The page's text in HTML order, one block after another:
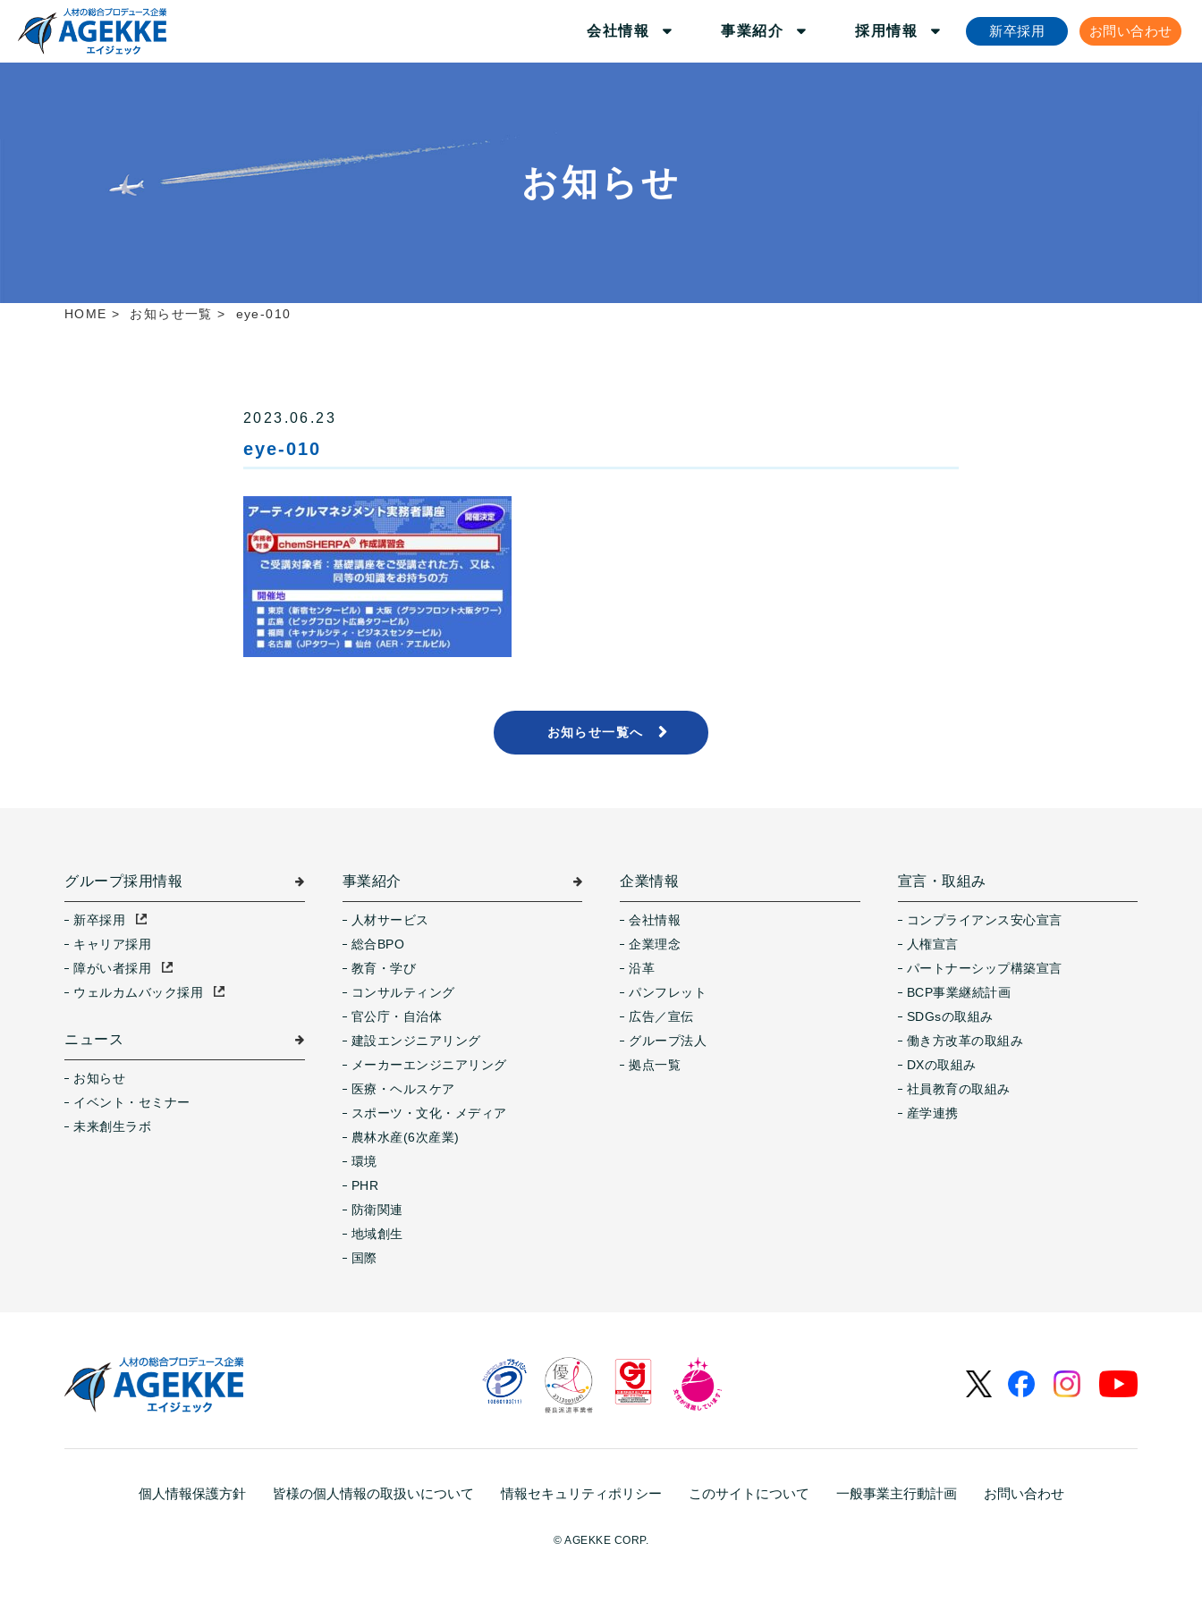
お問い合わせ
新卒採用
会社情報 事業紹介 採用情報
お知らせ
HOME > お知らせ一覧 > eye-010
2023.06.23
eye-010
お知らせ一覧へ
グループ採用情報
新卒採用
キャリア採用
障がい者採用
ウェルカムバック採用
ニュース
お知らせ
イベント・セミナー
未来創生ラボ
事業紹介
人材サービス
総合BPO
教育・学び
コンサルティング
官公庁・自治体
建設エンジニアリング
メーカーエンジニアリング
医療・ヘルスケア
スポーツ・文化・メディア
農林水産(6次産業)
環境
PHR
防衛関連
地域創生
国際
企業情報
会社情報
企業理念
沿革
パンフレット
広告／宣伝
グループ法人
拠点一覧
宣言・取組み
コンプライアンス安心宣言
人権宣言
パートナーシップ構築宣言
BCP事業継続計画
SDGsの取組み
働き方改革の取組み
DXの取組み
社員教育の取組み
産学連携
個人情報保護方針 皆様の個人情報の取扱いについて 情報セキュリティポリシー このサイトについて 一般事業主行動計画 お問い合わせ
© AGEKKE CORP.